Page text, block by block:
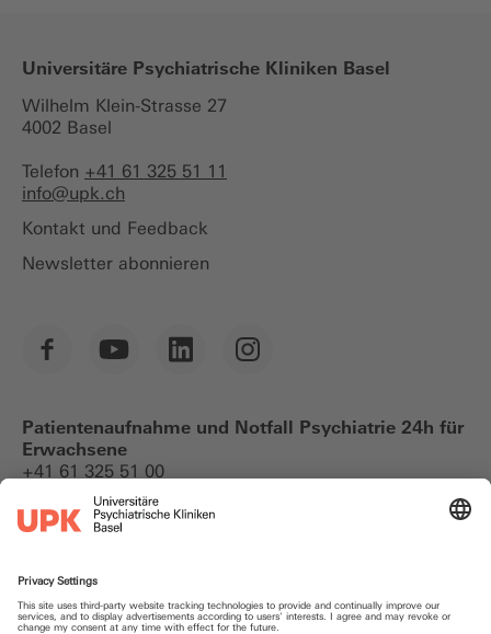
Universitäre Psychiatrische Kliniken Basel
Wilhelm Klein-Strasse 27
4002 Basel
Telefon +41 61 325 51 11
info@upk.ch
Kontakt und Feedback
Newsletter abonnieren
Patientenaufnahme und Notfall Psychiatrie 24h für
Erwachsene
+41 61 325 51 00
Notfallkontakte